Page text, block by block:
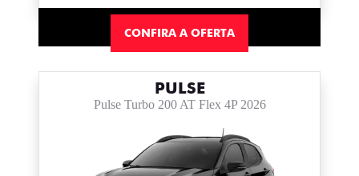
CONFIRA A OFERTA
PULSE
Pulse Turbo 200 AT Flex 4P 2026